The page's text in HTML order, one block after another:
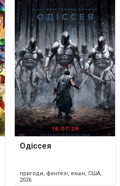
Одіссея
пригоди, фентезі, екшн, США,
2026